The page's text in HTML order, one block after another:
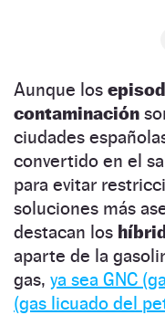
Aunque los
contaminación
ciudades
convertido en el
para evitar
soluciones más
destacan los
aparte de la
gas, ya sea GNC
(gas licuado del